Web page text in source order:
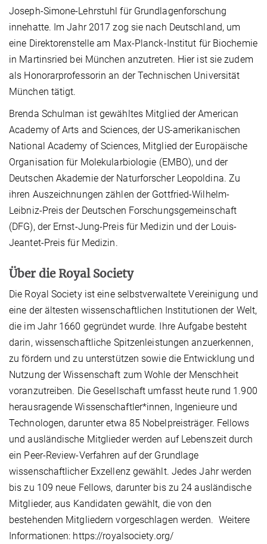
Joseph-Simone-Lehrstuhl für Grundlagenforschung
innehatte. Im Jahr 2017 zog sie nach Deutschland, um
eine Direktorenstelle am Max-Planck-Institut für Biochemie
in Martinsried bei München anzutreten. Hier ist sie zudem
als Honorarprofessorin an der Technischen Universität
München tätigt.
Brenda Schulman ist gewähltes Mitglied der American
Academy of Arts and Sciences, der US-amerikanischen
National Academy of Sciences, Mitglied der Europäische
Organisation für Molekularbiologie (EMBO), und der
Deutschen Akademie der Naturforscher Leopoldina. Zu
ihren Auszeichnungen zählen der Gottfried-Wilhelm-
Leibniz-Preis der Deutschen Forschungsgemeinschaft
(DFG), der Ernst-Jung-Preis für Medizin und der Louis-
Jeantet-Preis für Medizin.
Über die Royal Society
Die Royal Society ist eine selbstverwaltete Vereinigung und
eine der ältesten wissenschaftlichen Institutionen der Welt,
die im Jahr 1660 gegründet wurde. Ihre Aufgabe besteht
darin, wissenschaftliche Spitzenleistungen anzuerkennen,
zu fördern und zu unterstützen sowie die Entwicklung und
Nutzung der Wissenschaft zum Wohle der Menschheit
voranzutreiben. Die Gesellschaft umfasst heute rund 1.900
herausragende Wissenschaftler*innen, Ingenieure und
Technologen, darunter etwa 85 Nobelpreisträger. Fellows
und ausländische Mitglieder werden auf Lebenszeit durch
ein Peer-Review-Verfahren auf der Grundlage
wissenschaftlicher Exzellenz gewählt. Jedes Jahr werden
bis zu 109 neue Fellows, darunter bis zu 24 ausländische
Mitglieder, aus Kandidaten gewählt, die von den
bestehenden Mitgliedern vorgeschlagen werden. Weitere
Informationen: https://royalsociety.org/